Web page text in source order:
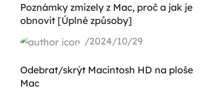
Poznámky zmizely z Mac, proč a jak je
obnovit [Úplné způsoby]
/2024/10/29
Odebrat/skrýt Macintosh HD na ploše
Mac